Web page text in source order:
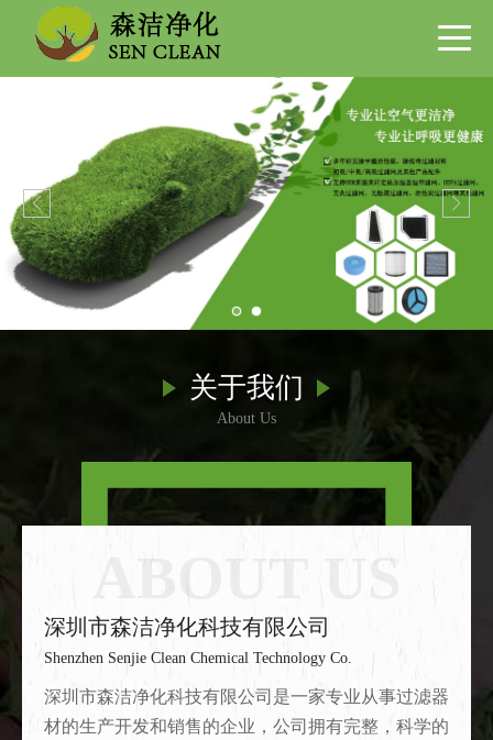
关于我们
About Us
ABOUT US
深圳市森洁净化科技有限公司
Shenzhen Senjie Clean Chemical Technology Co.
深圳市森洁净化科技有限公司是一家专业从事过滤器
材的生产开发和销售的企业，公司拥有完整，科学的